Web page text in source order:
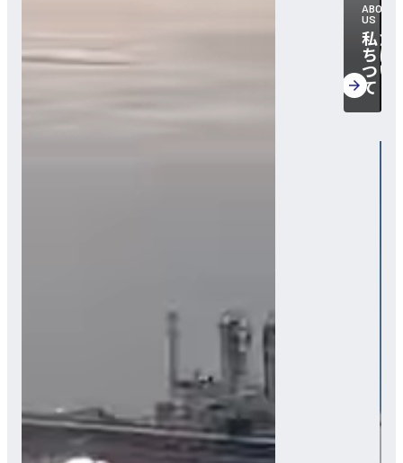
ABOUT
US
私た
ちに
つい
て